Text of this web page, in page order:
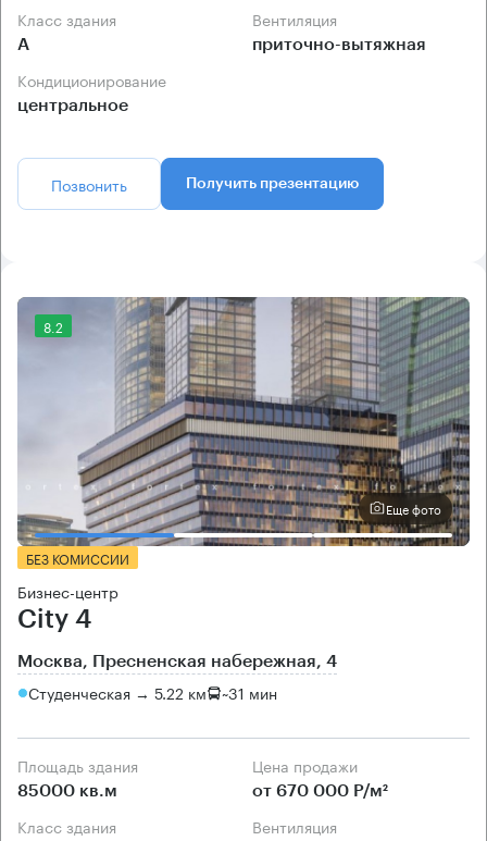
Класс здания
А
Вентиляция
приточно-вытяжная
Кондиционирование
центральное
Позвонить Получить презентацию
8.2
Еще фото
БЕЗ КОМИССИИ
Бизнес-центр
City 4
Москва, Пресненская набережная, 4
Студенческая → 5.22 км ~31 мин
Площадь здания
85000 кв.м
Цена продажи
от 670 000 Р/м²
Класс здания Вентиляция